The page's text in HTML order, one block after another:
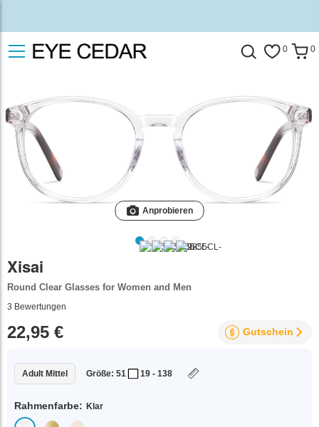
0 0
Anprobieren
Xisai
Round Clear Glasses for Women and Men
3 Bewertungen
22,95 € Gutschein
Adult Mittel Größe: 51 19 - 138
Rahmenfarbe: Klar